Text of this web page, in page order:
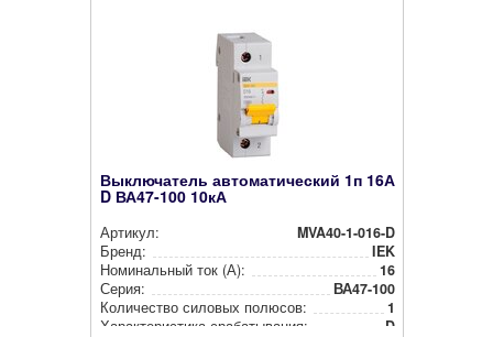
Выключатель автоматический 1п 16А
D ВА47-100 10кА
Артикул:
MVA40-1-016-D
Бренд:
IEK
Номи­наль­ный ток (А):
16
Серия:
ВА47-100
Количество силовых полюсов:
1
Харак­те­рис­ти­ка сра­ба­ты­ва­ния:
D